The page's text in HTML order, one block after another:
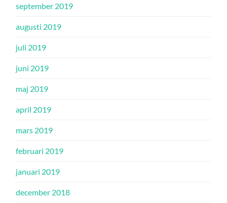
september 2019
augusti 2019
juli 2019
juni 2019
maj 2019
april 2019
mars 2019
februari 2019
januari 2019
december 2018